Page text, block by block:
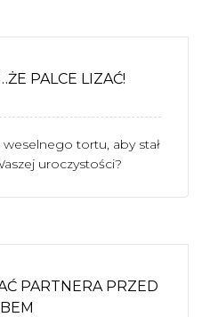
PALCE LIZAĆ!
tortu, aby stał
uroczystości?
PARTNERA PRZED